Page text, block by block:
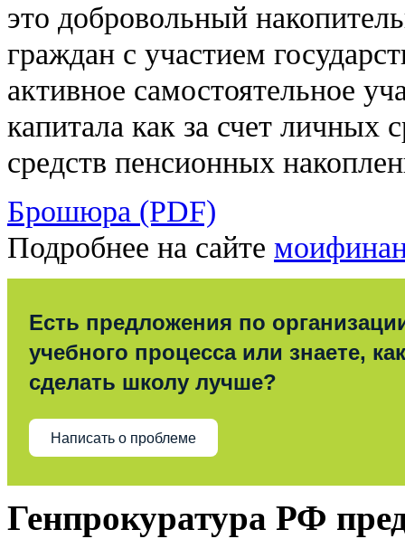
это добровольный
граждан с участием
активное самостоятельное
капитала как за счет личных
средств пенсионных
Брошюра (PDF)
Подробнее на сайте
Есть предложения по
учебного процесса или знаете, как
сделать школу лучше?
Написать о проблеме
Генпрокуратура РФ